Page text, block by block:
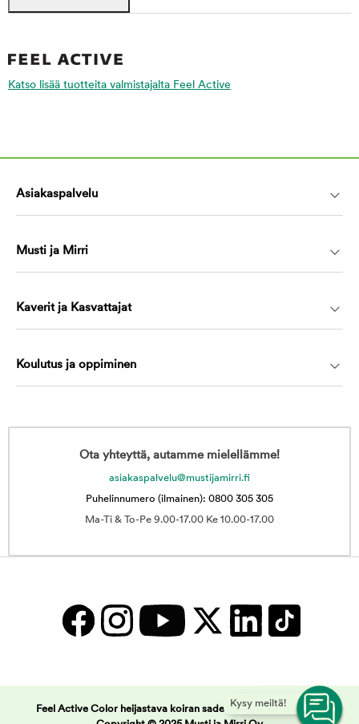
Katso lisää tuotteita valmistajalta Feel Active
Kysy meiltä!
Asiakaspalvelu
Musti ja Mirri
Kaverit ja Kasvattajat
Koulutus ja oppiminen
Ota yhteyttä, autamme mielellämme!
asiakaspalvelu@mustijamirri.fi
Puhelinnumero (ilmainen): 0800 305 305
Ma-Ti & To-Pe 9.00-17.00 Ke 10.00-17.00
Feel Active Color heijastava koiran sadetakki | Musti ja Mirri -